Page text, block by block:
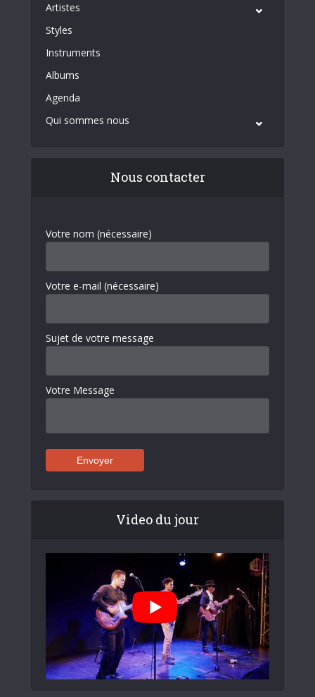
Artistes
Styles
Instruments
Albums
Agenda
Qui sommes nous
Nous contacter
Votre nom (nécessaire)
Votre e-mail (nécessaire)
Sujet de votre message
Votre Message
Video du jour